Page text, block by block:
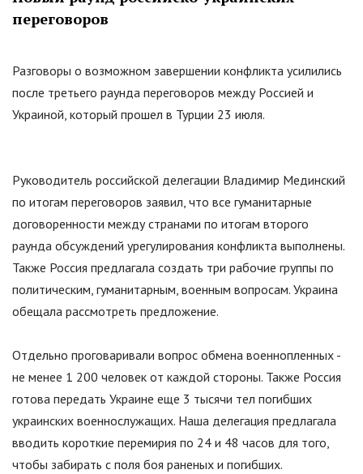
переговоров
Разговоры о возможном завершении конфликта усилились
после третьего раунда переговоров между Россией и
Украиной, который прошел в Турции 23 июля.
Руководитель российской делегации Владимир Мединский
по итогам переговоров заявил, что все гуманитарные
договоренности между странами по итогам второго
раунда обсуждений урегулирования конфликта выполнены.
Также Россия предлагала создать три рабочие группы по
политическим, гуманитарным, военным вопросам. Украина
обещала рассмотреть предложение.
Отдельно проговаривали вопрос обмена военнопленных -
не менее 1 200 человек от каждой стороны. Также Россия
готова передать Украине еще 3 тысячи тел погибших
украинских военнослужащих. Наша делегация предлагала
вводить короткие перемирия по 24 и 48 часов для того,
чтобы забирать с поля боя раненых и погибших.